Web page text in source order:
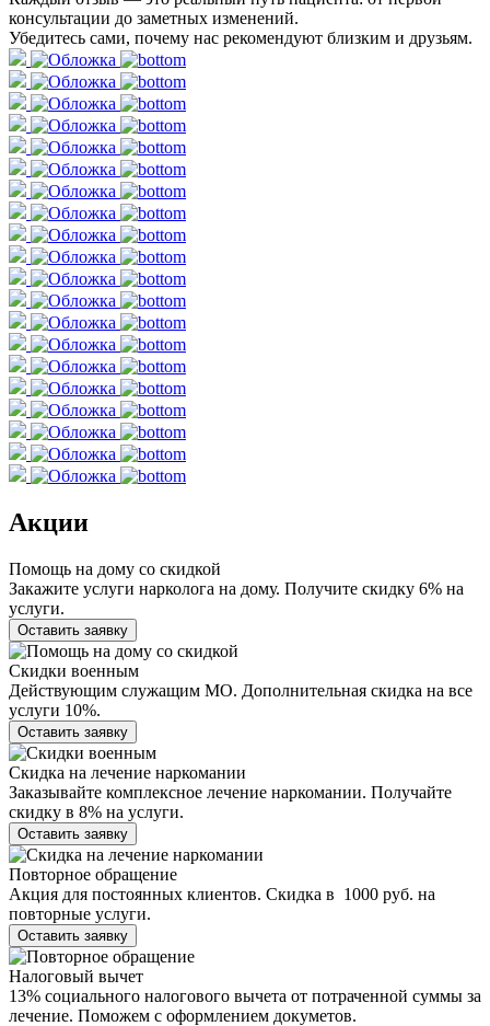
консультации до заметных изменений.
Убедитесь сами, почему нас рекомендуют близким и друзьям.
Акции
Помощь на дому со скидкой
Закажите услуги нарколога на дому. Получите скидку 6% на
услуги.
Оставить заявку
Скидки военным
Действующим служащим МО. Дополнительная скидка на все
услуги 10%.
Оставить заявку
Скидка на лечение наркомании
Заказывайте комплексное лечение наркомании. Получайте
скидку в 8% на услуги.
Оставить заявку
Повторное обращение
Акция для постоянных клиентов. Скидка в 1000 руб. на
повторные услуги.
Оставить заявку
Налоговый вычет
13% социального налогового вычета от потраченной суммы за
лечение. Поможем с оформлением докуметов.